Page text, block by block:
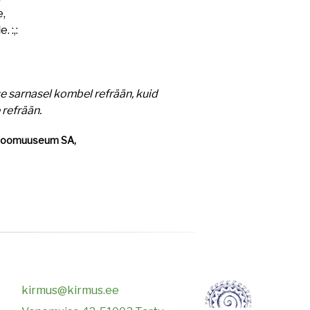
:,:
sarnasel kombel refrään, kuid
SA,
kirmus@kirmus.ee